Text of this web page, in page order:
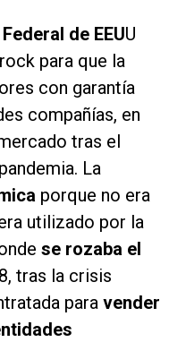
de EEUU
para que la
con garantía
compañías, en
tras el
La
porque no era
utilizado por la
se rozaba el
tras la crisis
para vender